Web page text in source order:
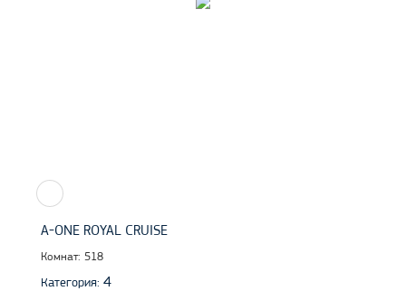
A-ONE ROYAL CRUISE
Комнат: 518
Категория: 4